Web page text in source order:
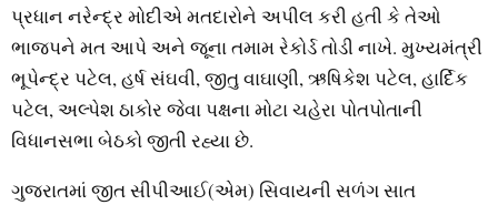
પ્રધાન નરેન્દ્ર મોદીએ મતદારોને અપીલ કરી હતી કે તેઓ
ભાજપને મત આપે અને જૂના તમામ રેકોર્ડ તોડી નાખે. મુખ્યમંત્રી
ભૂપેન્દ્ર પટેલ, હર્ષ સંઘવી, જીતુ વાઘાણી, ઋષિકેશ પટેલ, હાર્દિક
પટેલ, અલ્પેશ ઠાકોર જેવા પક્ષના મોટા ચહેરા પોતપોતાની
વિધાનસભા બેઠકો જીતી રહ્યા છે.
ગુજરાતમાં જીત સીપીઆઈ(એમ) સિવાયની સળંગ સાત